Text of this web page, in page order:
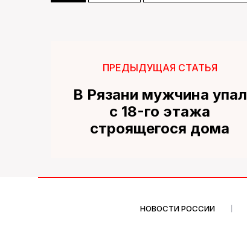
ПРЕДЫДУЩАЯ СТАТЬЯ
В Рязани мужчина упал
с 18-го этажа
строящегося дома
НОВОСТИ РОССИИ